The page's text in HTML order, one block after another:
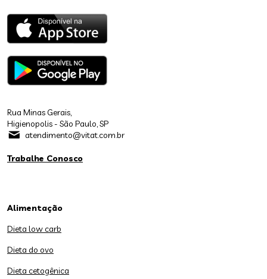
Rua Minas Gerais,
Higienopolis - São Paulo, SP
atendimento@vitat.com.br
Trabalhe Conosco
Alimentação
Dieta low carb
Dieta do ovo
Dieta cetogênica